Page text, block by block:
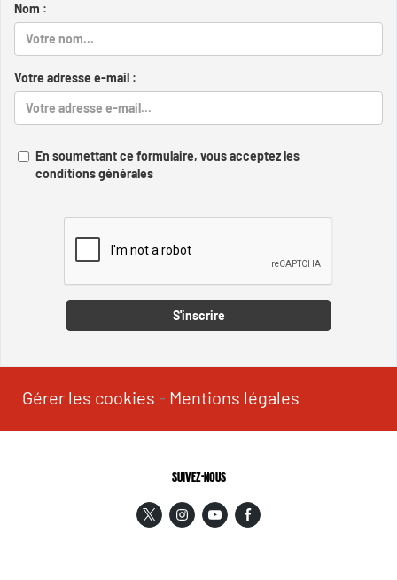
Nom :
Votre adresse e-mail :
En soumettant ce formulaire, vous acceptez les
conditions générales
S'inscrire
Gérer les cookies - Mentions légales
SUIVEZ-NOUS